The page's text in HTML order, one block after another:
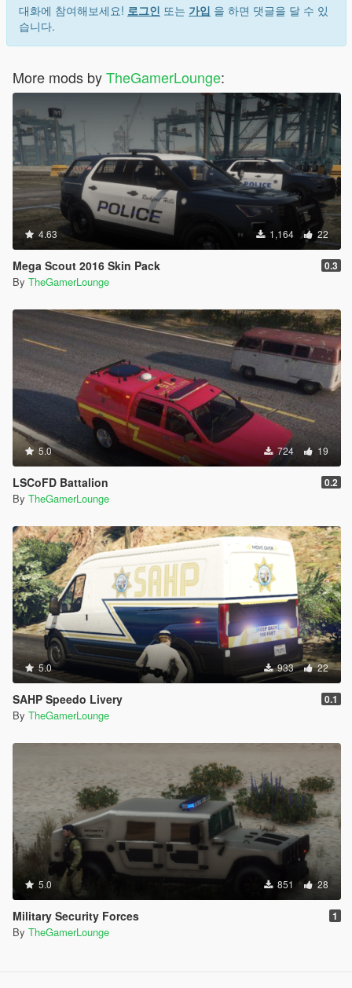
대화에 참여해보세요! 로그인 또는 가입 을 하면 댓글을 달 수 있
습니다.
More mods byTheGamerLounge:
4.63 1,164 22
Mega Scout 2016 Skin Pack 0.3
By TheGamerLounge
5.0 724 19
LSCoFD Battalion 0.2
By TheGamerLounge
5.0 933 22
SAHP Speedo Livery 0.1
By TheGamerLounge
5.0 851 28
Military Security Forces 1
By TheGamerLounge